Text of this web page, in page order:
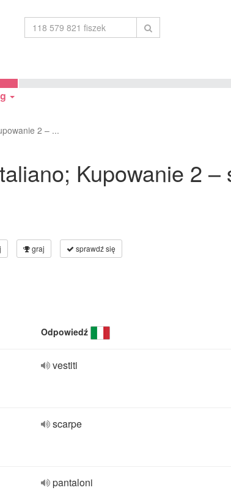
2 – ...
Kupowanie 2 –
graj sprawdź się
Odpowiedź
vestiti
scarpe
pantaloni